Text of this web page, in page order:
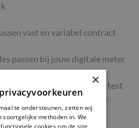
vast en variabel contract
passen bij jouw digitale meter
één keer per jaar de V-test
contract kiezen kan je soms
jaar besparen.
×
te ondersteunen, zetten wij
soortgelijke methoden in. We
cookies om de site